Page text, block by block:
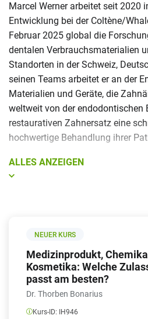
Marcel Werner arbeitet seit 2020
Entwicklung bei der Coltène/
Februar 2025 global die
dentalen Verbrauchsmaterialien
Standorten in der Schweiz,
seinen Teams arbeitet er an der
Materialien und Geräte, die
weltweit von der endodontischen
restaurativen Zahnersatz eine
hochwertige Behandlung ihrer
Im Zuge seiner Arbeit mit Fokus
aber auch immer wieder der
Fragestellungen entscheidend.
Projektmanagements und der
Werner sich auch mit
auseinandersetzen, um die ideale
Produkte zu finden.
Vor seiner Zeit bei Coltène/
der Albert-Ludwigs-Universität
zwischen makromolekularer und
ALLES ANZEIGEN
NEUER KURS
Medizinprodukt,
Kosmetika: Welche
passt am besten?
Dr. Thorben Bonarius
Kurs-ID: IH946